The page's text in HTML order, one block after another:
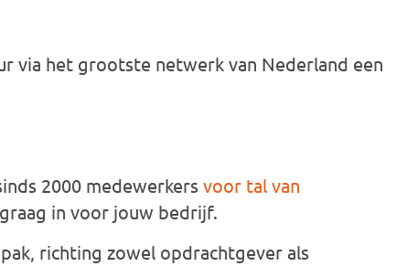
via het grootste netwerk van Nederland een
2000 medewerkers voor tal van
in voor jouw bedrijf.
richting zowel opdrachtgever als